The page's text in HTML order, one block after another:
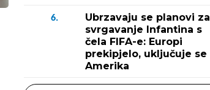
6.
Ubrzavaju se planovi za
svrgavanje Infantina s
čela FIFA-e: Europi
prekipjelo, uključuje se
Amerika